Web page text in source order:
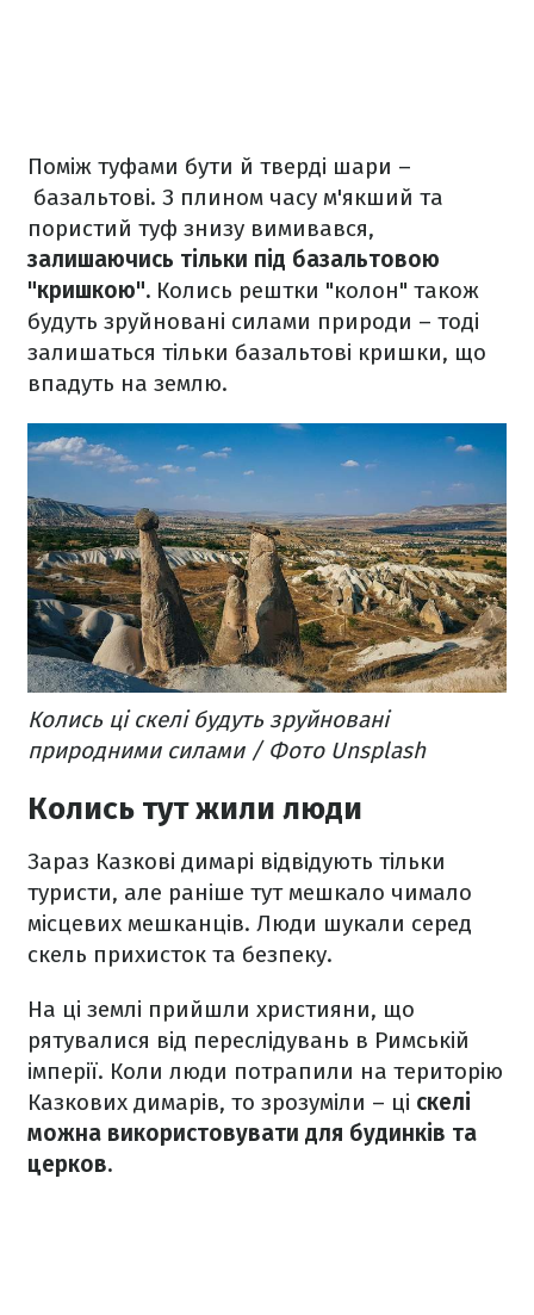
Поміж туфами бути й тверді шари –
базальтові. З плином часу м'якший та
пористий туф знизу вимивався,
залишаючись тільки під базальтовою
"кришкою". Колись рештки "колон" також
будуть зруйновані силами природи – тоді
залишаться тільки базальтові кришки, що
впадуть на землю.
Колись ці скелі будуть зруйновані
природними силами / Фото Unsplash
Колись тут жили люди
Зараз Казкові димарі відвідують тільки
туристи, але раніше тут мешкало чимало
місцевих мешканців. Люди шукали серед
скель прихисток та безпеку.
На ці землі прийшли християни, що
рятувалися від переслідувань в Римській
імперії. Коли люди потрапили на територію
Казкових димарів, то зрозуміли – ці скелі
можна використовувати для будинків та
церков.